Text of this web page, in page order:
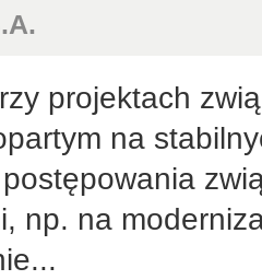
projektach
na
np. na